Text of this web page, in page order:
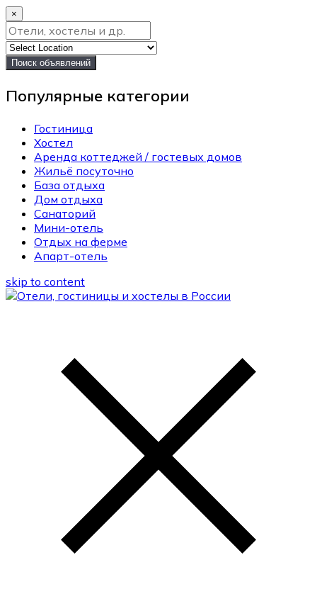
×
Поиск объявлений
Популярные категории
Гостиница
Хостел
Аренда коттеджей / гостевых домов
Жильё посуточно
База отдыха
Дом отдыха
Санаторий
Мини-отель
Отдых на ферме
Апарт-отель
skip to content